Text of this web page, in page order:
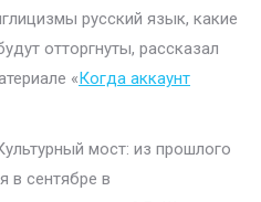
русский язык, какие
отторгнуты, рассказал
«Когда аккаунт
мост: из прошлого
в сентябре в